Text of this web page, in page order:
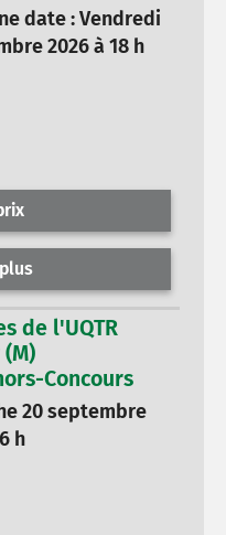
date : Vendredi
2026 à 18 h
de l'UQTR
Concours
20 septembre
h